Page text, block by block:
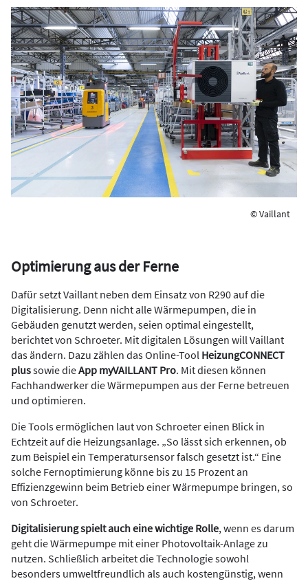
© Vaillant
Optimierung aus der Ferne
Dafür setzt Vaillant neben dem Einsatz von R290 auf die
Digitalisierung. Denn nicht alle Wärmepumpen, die in
Gebäuden genutzt werden, seien optimal eingestellt,
berichtet von Schroeter. Mit digitalen Lösungen will Vaillant
das ändern. Dazu zählen das Online-Tool HeizungCONNECT
plussowie dieApp myVAILLANT Pro. Mit diesen können
Fachhandwerker die Wärmepumpen aus der Ferne betreuen
und optimieren.
Die Tools ermöglichen laut von Schroeter einen Blick in
Echtzeit auf die Heizungsanlage. „So lässt sich erkennen, ob
zum Beispiel ein Temperatursensor falsch gesetzt ist.“ Eine
solche Fernoptimierung könne bis zu 15 Prozent an
Effizienzgewinn beim Betrieb einer Wärmepumpe bringen, so
von Schroeter.
Digitalisierung spielt auch eine wichtige Rolle, wenn es darum
geht die Wärmepumpe mit einer Photovoltaik-Anlage zu
nutzen. Schließlich arbeitet die Technologie sowohl
besonders umweltfreundlich als auch kostengünstig, wenn